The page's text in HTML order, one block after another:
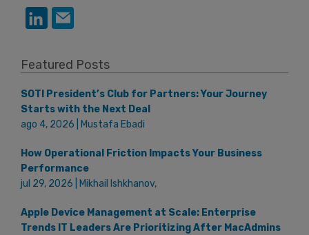
Featured Posts
SOTI President’s Club for Partners: Your Journey
Starts with the Next Deal
ago 4, 2026 | Mustafa Ebadi
How Operational Friction Impacts Your Business
Performance
jul 29, 2026 | Mikhail Ishkhanov,
Apple Device Management at Scale: Enterprise
Trends IT Leaders Are Prioritizing After MacAdmins